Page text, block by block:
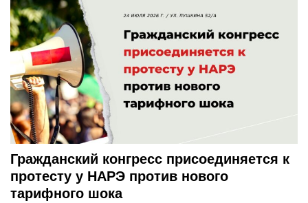
Гражданский конгресс присоединяется к
протесту у НАРЭ против нового
тарифного шока